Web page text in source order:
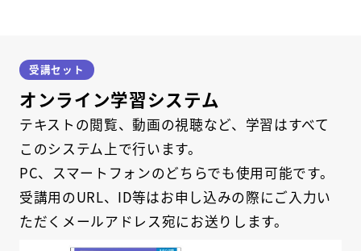
受講セット
オンライン学習システム
テキストの閲覧、動画の視聴など、学習はすべて
このシステム上で行います。
PC、スマートフォンのどちらでも使用可能です。
受講用のURL、ID等はお申し込みの際にご入力い
ただくメールアドレス宛にお送りします。